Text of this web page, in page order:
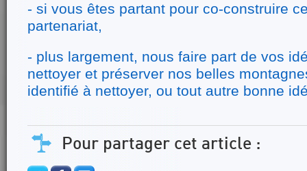
- si vous êtes partant pour co-construire
partenariat,
- plus largement, nous faire part de vos
nettoyer et préserver nos belles
identifié à nettoyer, ou tout autre bonne
Pour partager cet article :